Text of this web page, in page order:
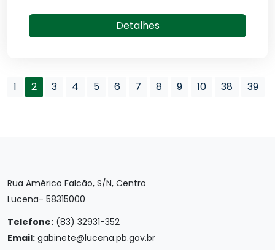
Detalhes
1 2 3 4 5 6 7 8 9 10 38 39
Rua Américo Falcão, S/N, Centro
Lucena- 58315000
Telefone: (83) 32931-352
Email: gabinete@lucena.pb.gov.br